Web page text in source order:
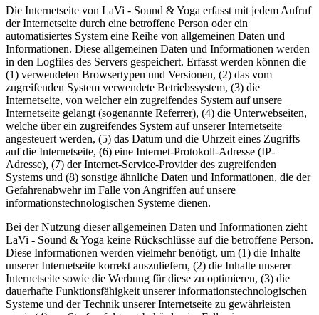
Die Internetseite von LaVi - Sound & Yoga erfasst mit jedem Aufruf
der Internetseite durch eine betroffene Person oder ein
automatisiertes System eine Reihe von allgemeinen Daten und
Informationen. Diese allgemeinen Daten und Informationen werden
in den Logfiles des Servers gespeichert. Erfasst werden können die
(1) verwendeten Browsertypen und Versionen, (2) das vom
zugreifenden System verwendete Betriebssystem, (3) die
Internetseite, von welcher ein zugreifendes System auf unsere
Internetseite gelangt (sogenannte Referrer), (4) die Unterwebseiten,
welche über ein zugreifendes System auf unserer Internetseite
angesteuert werden, (5) das Datum und die Uhrzeit eines Zugriffs
auf die Internetseite, (6) eine Internet-Protokoll-Adresse (IP-
Adresse), (7) der Internet-Service-Provider des zugreifenden
Systems und (8) sonstige ähnliche Daten und Informationen, die der
Gefahrenabwehr im Falle von Angriffen auf unsere
informationstechnologischen Systeme dienen.
Bei der Nutzung dieser allgemeinen Daten und Informationen zieht
LaVi - Sound & Yoga keine Rückschlüsse auf die betroffene Person.
Diese Informationen werden vielmehr benötigt, um (1) die Inhalte
unserer Internetseite korrekt auszuliefern, (2) die Inhalte unserer
Internetseite sowie die Werbung für diese zu optimieren, (3) die
dauerhafte Funktionsfähigkeit unserer informationstechnologischen
Systeme und der Technik unserer Internetseite zu gewährleisten